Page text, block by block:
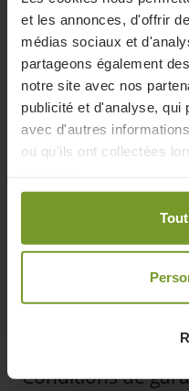
et les annonces, d'offrir
médias sociaux et
partageons également
notre site avec nos
publicité et d'analyse, qui
avec d'autres
ou qu'ils ont collectées
Nos applications
Nos produits
Tout sur les
Blog
Demander un
FAQ
Demande
Conditions de